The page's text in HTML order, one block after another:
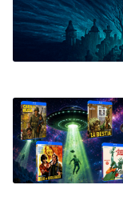
Bluray
Clasificada S
artwork
fantaterror
Jesús Franco